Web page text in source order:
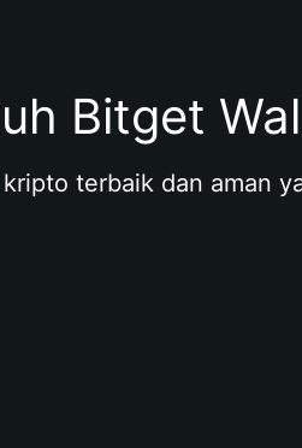
Bitget
terbaik dan aman